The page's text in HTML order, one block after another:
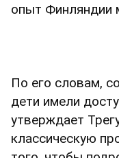
опыт Финляндии
По его словам,
дети имели
утверждает
классическую